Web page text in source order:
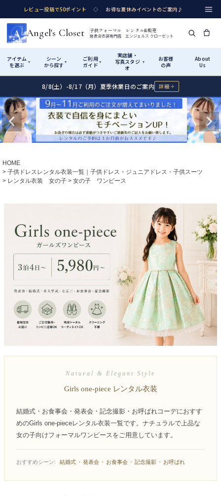
レビュー投稿で50ポイント ◇ お得な夏休みイベントのご案内♪
Angel's Closet 子供フォーマル レンタル&販売
発表会衣装専門店 エンジェルス クローゼット
アイテム
を選ぶ
▾
シーン
から探す ▾
ご利用
ガイド ▾
実店舗・
写真スタジ
オ
▾
お客様
の声
About
Us
Shop by Category アイテムから探す
カテゴリ詳細→ サイズで選ぶ→
Rentalレンタル
男の子スーツ
七五三着物 シューズ
小物・アクセ パニエ
アウター レディース
Sale販売
コスチューム アウター
インナー・パニエ アクセサリー
Shop by Occasion シーンから探す
性別・サイズで絞り込む→
Season Best
Recital & Concours
発表会・コンクール
舞台で輝くステージ衣装
結婚式
フラワーガール・リングボーイ・ゲ
スト
卒業式・入学式
きちんと感のあるフォーマル
七五三
3歳・5歳・7歳の晴れの日
How It Works ご利用ガイド
Startはじめに
01
02 サイズの選び方
レンタル
レンタルのご案内
予約・配送・返却・料金
05 レンタルの流れ
4ステップで簡単
あんしんパック
販売・共通のご案内
08 送料・お支払い
送料・決済方法
09 お問い合わせ
電話・メール・LINE
Visit Us 実店舗・写真スタジオ
実店舗 つくば店
Tsukuba Boutique
〒 茨城県土浦市大町14-16-1F
営業 10:00–18:00（完全予約制）
月曜日
店舗を予約する →
8/8(土）-8/17（月）夏季休業日のご案内 詳細
HOME
子供ドレスレンタル衣装一覧｜子供ドレス・ジュニアドレス・子供スーツ
レンタル衣装 女の子
女の子 ワンピース
Natural & Elegant Style
Girls one-piece レンタル衣装
結婚式・お食事会・発表会・記念撮影・お呼ばれコーデにおすす
めのGirls one-pieceレンタル衣装一覧です。ナチュラルで上品な
女の子向けフォーマルワンピースをご用意しています。
おすすめシーン: 結婚式 ・ 発表会 ・ お食事会 ・ 記念撮影 ・ お呼ばれ